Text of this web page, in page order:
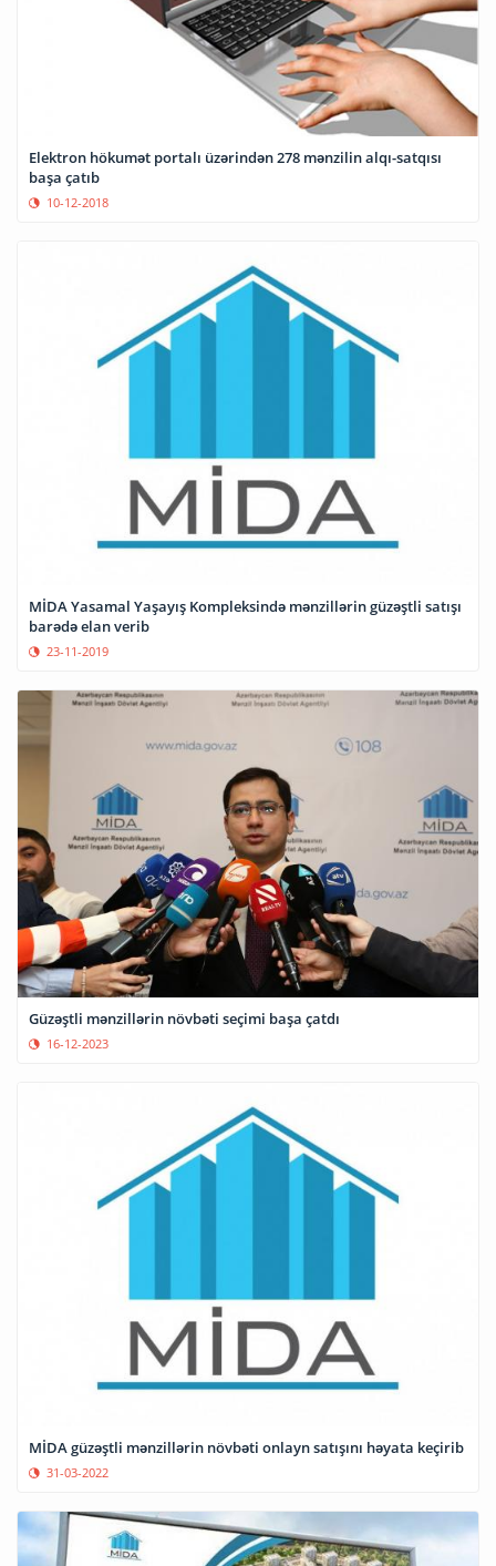
Elektron hökumət portalı üzərindən 278 mənzilin alqı-satqısı
başa çatıb
10-12-2018
MİDA Yasamal Yaşayış Kompleksində mənzillərin güzəştli satışı
barədə elan verib
23-11-2019
Güzəştli mənzillərin növbəti seçimi başa çatdı
16-12-2023
MİDA güzəştli mənzillərin növbəti onlayn satışını həyata keçirib
31-03-2022